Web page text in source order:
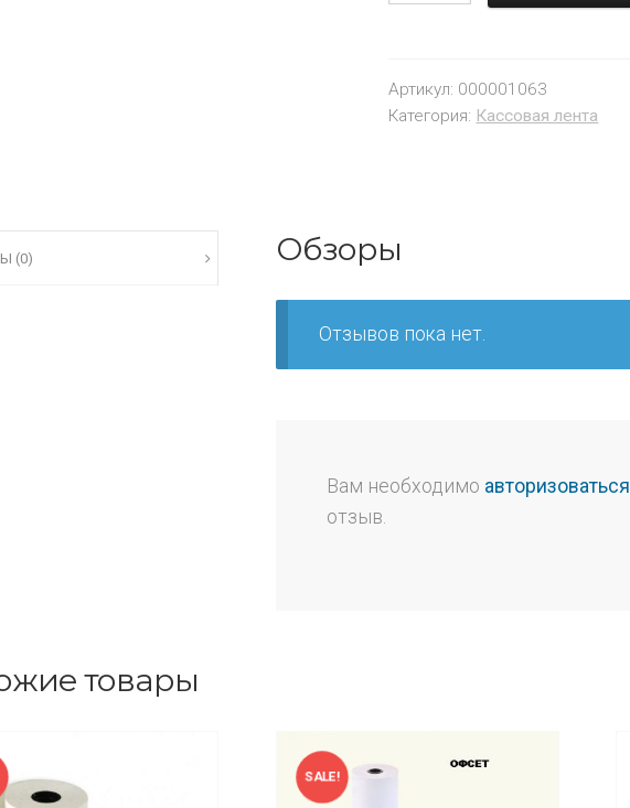
Артикул: 000001063
Категория: Кассовая лента
(0) Обзоры
Отзывов пока нет.
Вам необходимо авторизоваться
отзыв.
товары
SALE!